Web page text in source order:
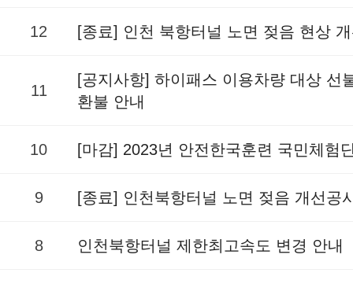
12 [종료] 인천 북항터널 노면 젖음 현상
11
[공지사항] 하이패스 이용차량 대상 선
환불 안내
10 [마감] 2023년 안전한국훈련 국민체험
9 [종료] 인천북항터널 노면 젖음 개선공
8 인천북항터널 제한최고속도 변경 안내